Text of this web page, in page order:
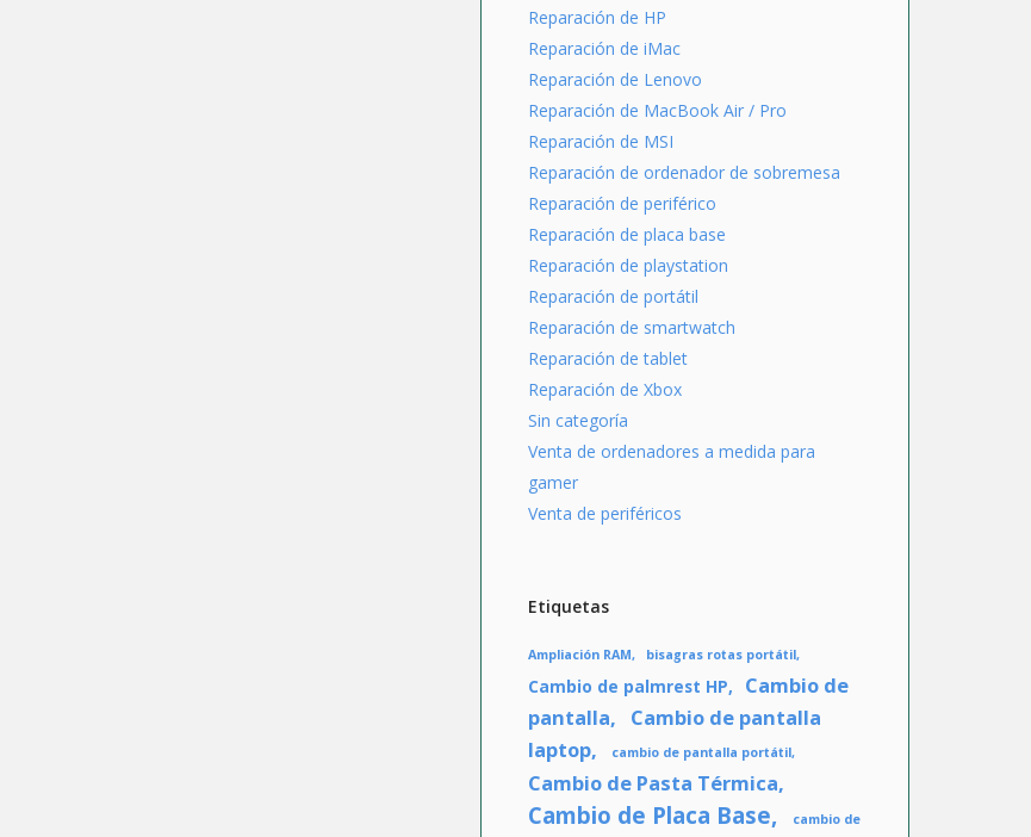
Reparación de HP
Reparación de iMac
Reparación de Lenovo
Reparación de MacBook Air / Pro
Reparación de MSI
Reparación de ordenador de sobremesa
Reparación de periférico
Reparación de placa base
Reparación de playstation
Reparación de portátil
Reparación de smartwatch
Reparación de tablet
Reparación de Xbox
Sin categoría
Venta de ordenadores a medida para
gamer
Venta de periféricos
Etiquetas
Ampliación RAM bisagras rotas portátil
Cambio de palmrest HP
Cambio de
pantalla
Cambio de pantalla
laptop
cambio de pantalla portátil
Cambio de Pasta Térmica
Cambio de Placa Base
cambio de